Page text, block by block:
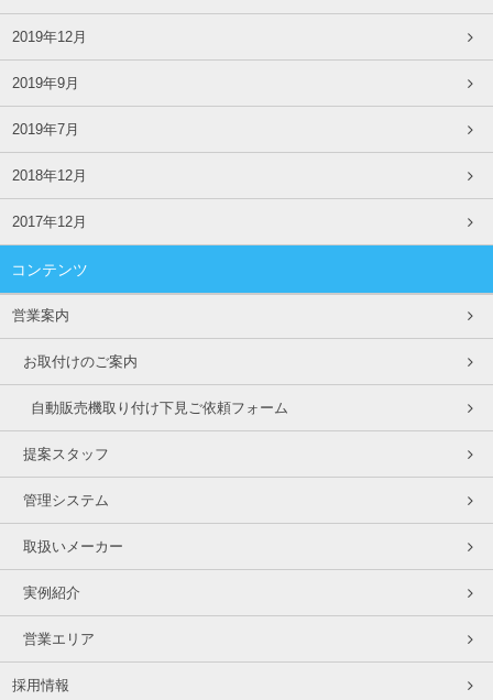
2019年12月
2019年9月
2019年7月
2018年12月
2017年12月
コンテンツ
営業案内
お取付けのご案内
自動販売機取り付け下見ご依頼フォーム
提案スタッフ
管理システム
取扱いメーカー
実例紹介
営業エリア
採用情報